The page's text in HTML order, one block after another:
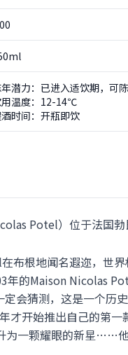
潜力：已进入适饮期，可
温度：12-14℃
时间：开瓶即饮
Potel）位于法国
布根地闻名遐迩，世
年的Maison Nicolas
定会猜测，这是一个
才开始推出自己的第一
为一颗耀眼的新星……